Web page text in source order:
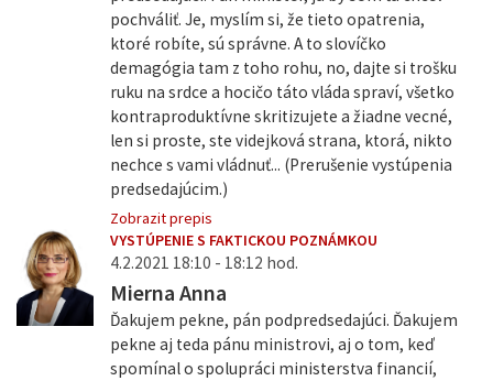
pochváliť. Je, myslím si, že tieto opatrenia,
ktoré robíte, sú správne. A to slovíčko
demagógia tam z toho rohu, no, dajte si trošku
ruku na srdce a hocičo táto vláda spraví, všetko
kontraproduktívne skritizujete a žiadne vecné,
len si proste, ste videjková strana, ktorá, nikto
nechce s vami vládnuť... (Prerušenie vystúpenia
predsedajúcim.)
Zobrazit prepis
VYSTÚPENIE S FAKTICKOU POZNÁMKOU
4.2.2021 18:10 - 18:12 hod.
Mierna Anna
Ďakujem pekne, pán podpredsedajúci. Ďakujem
pekne aj teda pánu ministrovi, aj o tom, keď
spomínal o spolupráci ministerstva financií,